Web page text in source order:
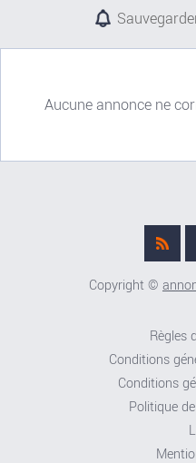
Aucune annonce ne
Copyright ©
Règles
Conditions
Conditions
Politique